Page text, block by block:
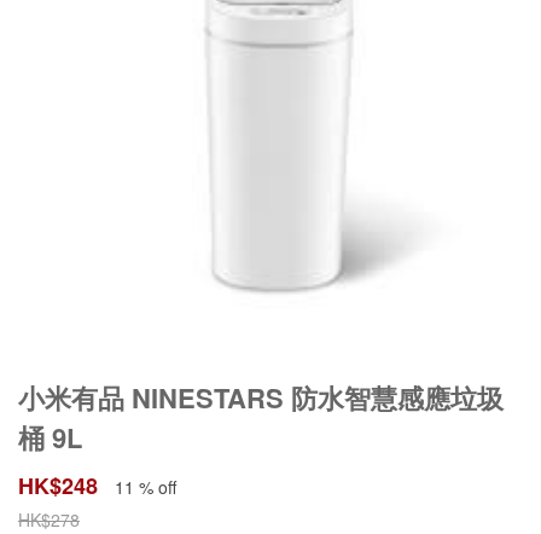
小米有品 NINESTARS 防水智慧感應垃圾
桶 9L
HK$248
11 % off
HK$278